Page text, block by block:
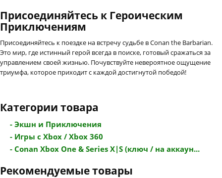
Присоединяйтесь к Героическим
Приключениям
Присоединяйтесь к поездке на встречу судьбе в Conan the Barbarian.
Это мир, где истинный герой всегда в поиске, готовый сражаться за
управлением своей жизнью. Почувствуйте невероятное ощущение
триумфа, которое приходит с каждой достигнутой победой!
Категории товара
- Экшн и Приключения
- Игры с Xbox / Xbox 360
- Conan Xbox One & Series X|S (ключ / на аккаун...
Рекомендуемые товары